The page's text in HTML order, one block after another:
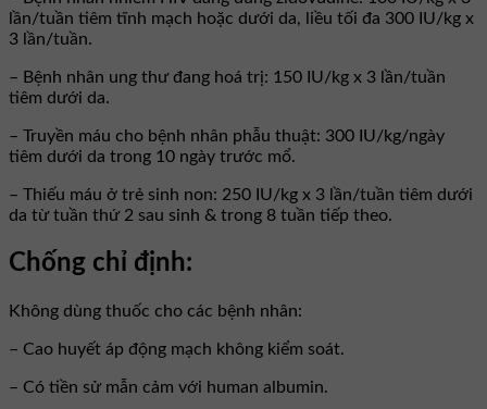
lần/tuần tiêm tĩnh mạch hoặc dưới da, liều tối đa 300 IU/kg x
3 lần/tuần.
– Bệnh nhân ung thư đang hoá trị: 150 IU/kg x 3 lần/tuần
tiêm dưới da.
– Truyền máu cho bệnh nhân phẫu thuật: 300 IU/kg/ngày
tiêm dưới da trong 10 ngày trước mổ.
– Thiếu máu ở trẻ sinh non: 250 IU/kg x 3 lần/tuần tiêm dưới
da từ tuần thứ 2 sau sinh & trong 8 tuần tiếp theo.
Chống chỉ định:
Không dùng thuốc cho các bệnh nhân:
– Cao huyết áp động mạch không kiểm soát.
– Có tiền sử mẫn cảm với human albumin.